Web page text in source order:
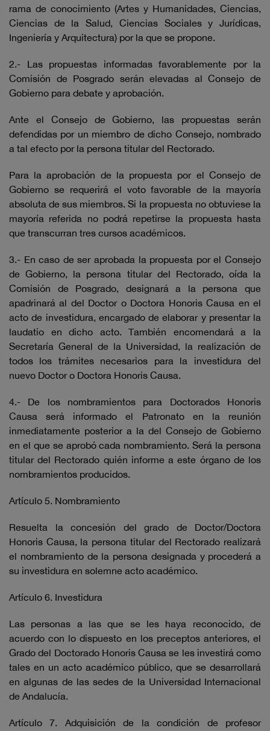
rama de conocimiento (Artes y Humanidades, Ciencias,
Ciencias de la Salud, Ciencias Sociales y Jurídicas,
Ingeniería y Arquitectura) por la que se propone.
2.- Las propuestas informadas favorablemente por la
Comisión de Posgrado serán elevadas al Consejo de
Gobierno para debate y aprobación.
Ante el Consejo de Gobierno, las propuestas serán
defendidas por un miembro de dicho Consejo, nombrado
a tal efecto por la persona titular del Rectorado.
Para la aprobación de la propuesta por el Consejo de
Gobierno se requerirá el voto favorable de la mayoría
absoluta de sus miembros. Si la propuesta no obtuviese la
mayoría referida no podrá repetirse la propuesta hasta
que transcurran tres cursos académicos.
3.- En caso de ser aprobada la propuesta por el Consejo
de Gobierno, la persona titular del Rectorado, oída la
Comisión de Posgrado, designará a la persona que
apadrinará al del Doctor o Doctora Honoris Causa en el
acto de investidura, encargado de elaborar y presentar la
laudatio en dicho acto. También encomendará a la
Secretaría General de la Universidad, la realización de
todos los trámites necesarios para la investidura del
nuevo Doctor o Doctora Honoris Causa.
4.- De los nombramientos para Doctorados Honoris
Causa será informado el Patronato en la reunión
inmediatamente posterior a la del Consejo de Gobierno
en el que se aprobó cada nombramiento. Será la persona
titular del Rectorado quién informe a este órgano de los
nombramientos producidos.
Artículo 5. Nombramiento
Resuelta la concesión del grado de Doctor/Doctora
Honoris Causa, la persona titular del Rectorado realizará
el nombramiento de la persona designada y procederá a
su investidura en solemne acto académico.
Artículo 6. Investidura
Las personas a las que se les haya reconocido, de
acuerdo con lo dispuesto en los preceptos anteriores, el
Grado del Doctorado Honoris Causa se les investirá como
tales en un acto académico público, que se desarrollará
en algunas de las sedes de la Universidad Internacional
de Andalucía.
Artículo 7. Adquisición de la condición de profesor